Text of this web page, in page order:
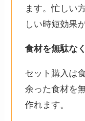
ます。忙しい
しい時短効果
食材を無駄な
セット購入は
余った食材を
作れます。